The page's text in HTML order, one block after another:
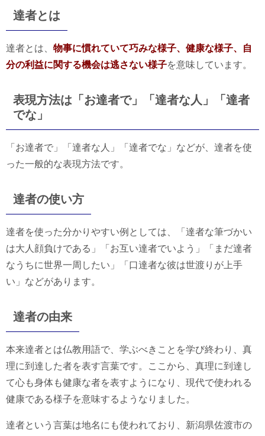
達者とは
達者とは、 物事に慣れていて巧みな様子、健康な様子、自
分の利益に関する機会は逃さない様子を意味しています。
表現方法は「お達者で」「達者な人」「達者
でな」
「お達者で」「達者な人」「達者でな」などが、達者を使
った一般的な表現方法です。
達者の使い方
達者を使った分かりやすい例としては、「達者な筆づかい
は大人顔負けである」「お互い達者でいよう」「まだ達者
なうちに世界一周したい」「口達者な彼は世渡りが上手
い」などがあります。
達者の由来
本来達者とは仏教用語で、学ぶべきことを学び終わり、真
理に到達した者を表す言葉です。ここから、真理に到達し
て心も身体も健康な者を表すようになり、現代で使われる
健康である様子を意味するようなりました。
達者という言葉は地名にも使われており、新潟県佐渡市の